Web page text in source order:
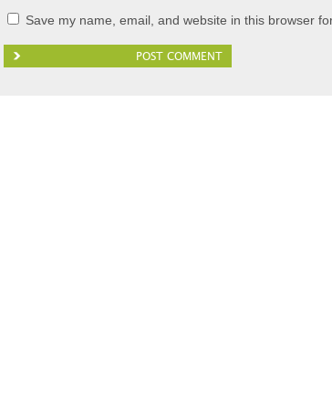
Save my name, email, and website in this browser